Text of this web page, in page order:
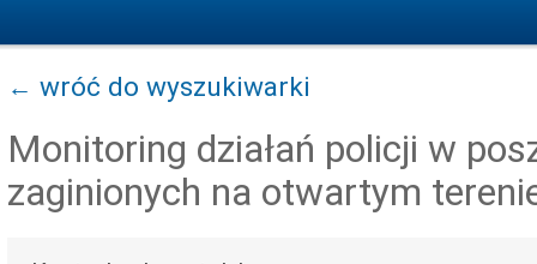
← wróć do wyszukiwarki
Monitoring działań policji w
zaginionych na otwartym